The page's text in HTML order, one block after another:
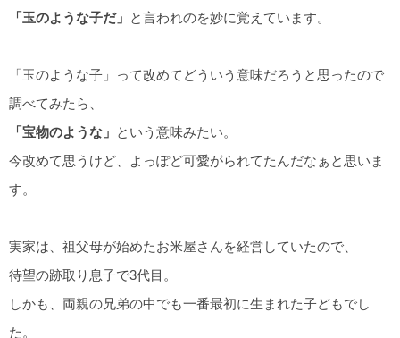
「玉のような子だ」 と言われのを妙に覚えています。
「玉のような子」って改めてどういう意味だろうと思ったので
調べてみたら、
「宝物のような」 という意味みたい。
今改めて思うけど、よっぽど可愛がられてたんだなぁと思いま
す。
実家は、祖父母が始めたお米屋さんを経営していたので、
待望の跡取り息子で3代目。
しかも、両親の兄弟の中でも一番最初に生まれた子どもでし
た。